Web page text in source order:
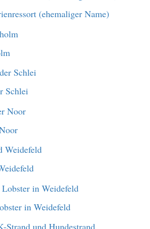
(ehemaliger Name)
Schlei
in Weidefeld